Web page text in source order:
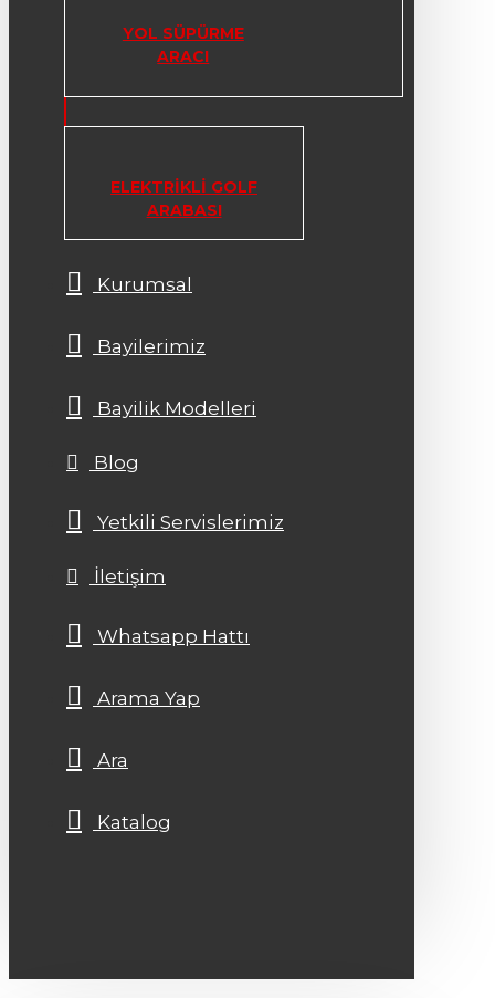
YOL SÜPÜRME
ARACI
ELEKTRIKLI GOLF
ARABASI
Kurumsal
Bayilerimiz
Bayilik Modelleri
Blog
Yetkili Servislerimiz
İletişim
Whatsapp Hattı
Arama Yap
Ara
Katalog